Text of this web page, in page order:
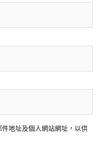
地址及個人網站網址，以供